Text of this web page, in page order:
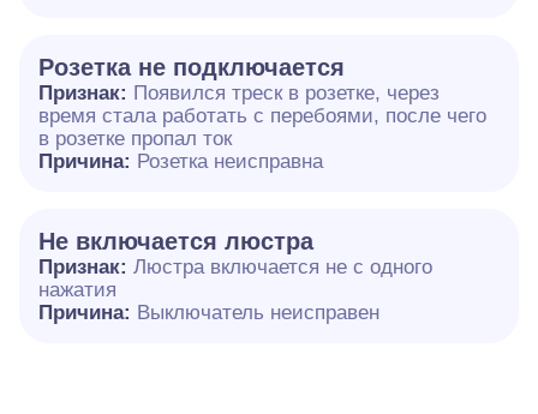
Розетка не подключается
Признак: Появился треск в розетке, через
время стала работать с перебоями, после чего
в розетке пропал ток
Причина: Розетка неисправна
Не включается люстра
Признак: Люстра включается не с одного
нажатия
Причина: Выключатель неисправен